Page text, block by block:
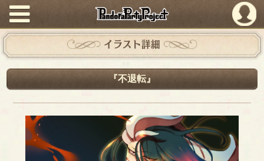
PandoraPartyProject
イラスト詳細
『不退転』